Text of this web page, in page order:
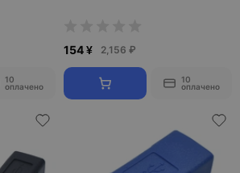
10
оплачено
154 ¥ 2,156 ₽
10
оплачено